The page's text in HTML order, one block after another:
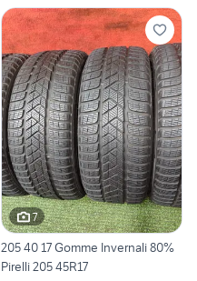
7
205 40 17 Gomme Invernali 80%
Pirelli 205 45R17